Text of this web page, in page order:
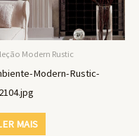
Modern Rustic
Modern-Rustic-
MAIS